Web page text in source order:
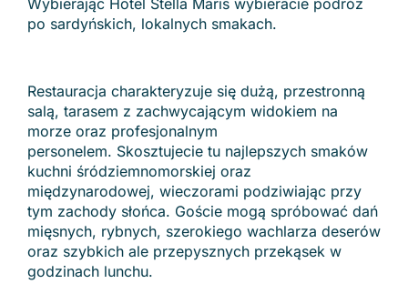
po sardyńskich, lokalnych smakach.
Restauracja charakteryzuje się dużą, przestronną
salą, tarasem z zachwycającym widokiem na
morze oraz profesjonalnym
personelem. Skosztujecie tu najlepszych smaków
kuchni śródziemnomorskiej oraz
międzynarodowej, wieczorami podziwiając przy
tym zachody słońca. Goście mogą spróbować dań
mięsnych, rybnych, szerokiego wachlarza deserów
oraz szybkich ale przepysznych przekąsek w
godzinach lunchu.